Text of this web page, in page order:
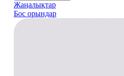
Жаңалықтар
Бос орындар